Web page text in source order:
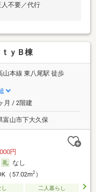
不要／代行
ｙＢ棟
山本線 東八尾駅 徒歩
月 / 2階建
富山市下大久保
円
なし
（57.02m2）
二人暮らし